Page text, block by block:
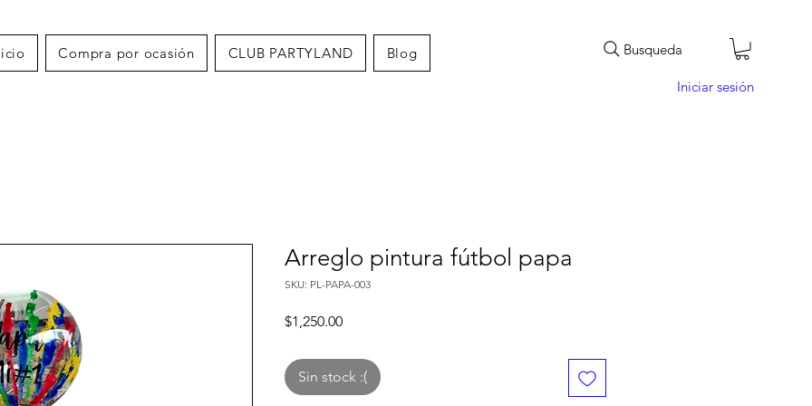
Compra por ocasión CLUB PARTYLAND Blog Busqueda
Iniciar sesión
Arreglo pintura fútbol papa
SKU: PL-PAPA-003
$1,250.00Precio
Sin stock :(